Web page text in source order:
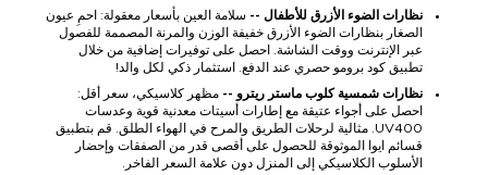
نظارات الضوء الأزرق للأطفال -- سلامة العين بأسعار معقولة: احمِ عيون
الصغار بنظارات الضوء الأزرق خفيفة الوزن والمرنة المصممة للفصول
عبر الإنترنت ووقت الشاشة. احصل على توفيرات إضافية من خلال
تطبيق كود برومو حصري عند الدفع. استثمار ذكي لكل والد!
نظارات شمسية كلوب ماستر ريترو -- مظهر كلاسيكي، سعر أقل:
احصل على أجواء عتيقة مع إطارات أسيتات معدنية قوية وعدسات
UV400. مثالية لرحلات الطريق والمرح في الهواء الطلق. قم بتطبيق
قسائم ايوا الموثوقة للحصول على أقصى قدر من الصفقات وإحضار
الأسلوب الكلاسيكي إلى المنزل دون علامة السعر الفاخر.